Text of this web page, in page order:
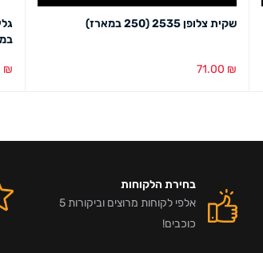
שקית צלופן 2535 (250 במארז)
71.00 ₪
₪
בחירת הלקוחות
אלפי לקוחות מרוצים וביקורות 5
כוכבים!